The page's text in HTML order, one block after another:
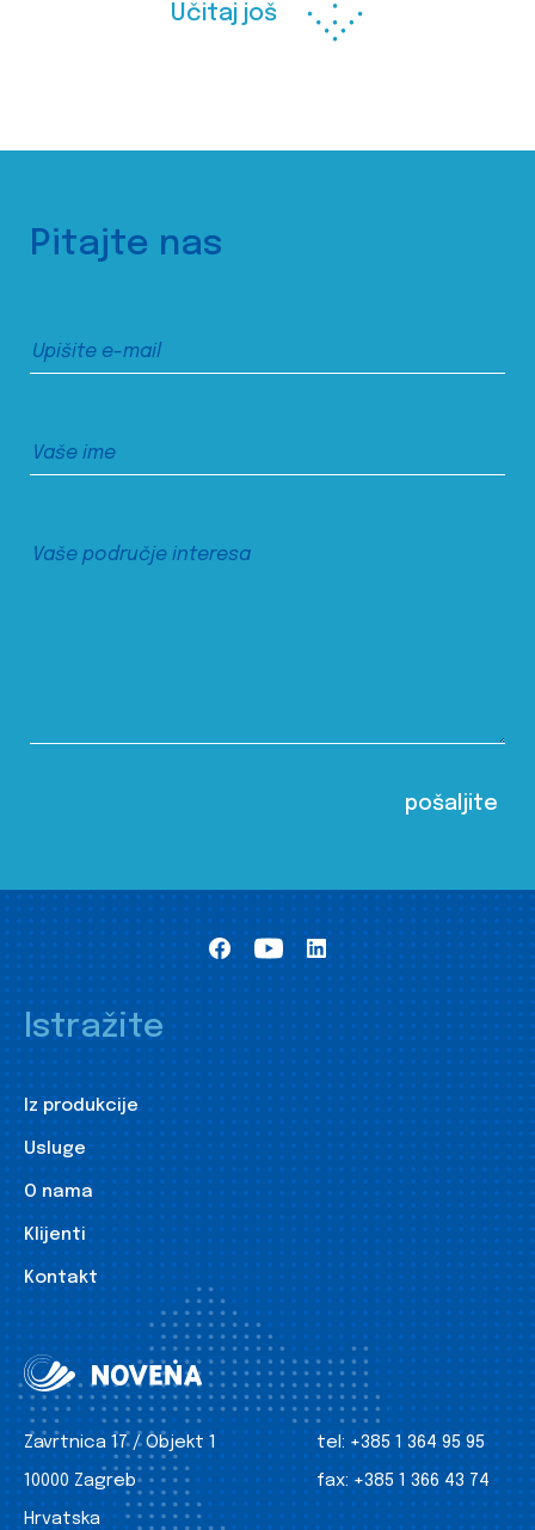
Učitaj još
Pitajte nas
Istražite
Iz produkcije
Usluge
O nama
Klijenti
Kontakt
Zavrtnica 17 / Objekt 1
10000 Zagreb
Hrvatska
tel: +385 1 364 95 95
fax: +385 1 366 43 74